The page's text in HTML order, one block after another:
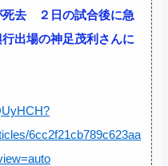
死去 ２日の試合後に急
出場の神足茂利さんに
6cc2f21cb789c623aa